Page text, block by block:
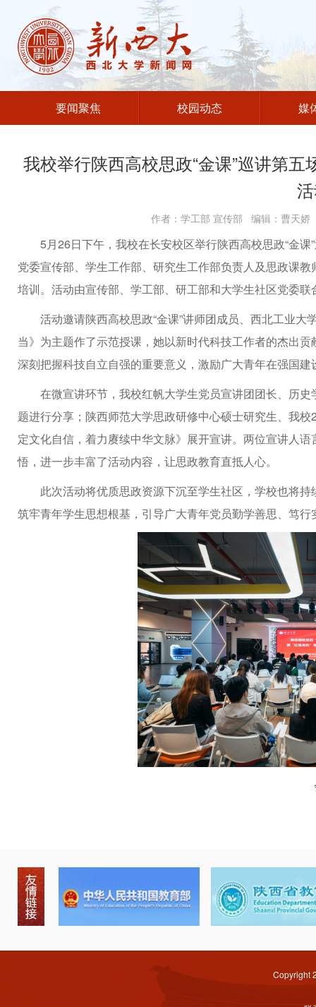
要闻聚焦 校园动态 媒
我校举行陕西高校思政“金课”巡讲第
作者：学工部 宣传部 编辑：曹天
5月26日下午，我校在长安校区举行陕西高校思政“金
党委宣传部、学生工作部、研究生工作部负责人及思政课
培训。活动由宣传部、学工部、研工部和大学生社区党委联
活动邀请陕西高校思政“金课”讲师团成员、西北工业
当》为主题作了示范授课，她以新时代科技工作者的杰出
深刻把握科技自立自强的重要意义，激励广大青年在强国
在微宣讲环节，我校红帆大学生党员宣讲团团长、历
题进行分享；陕西师范大学思政研修中心硕士研究生、我
定文化自信，着力赓续中华文脉》展开宣讲。两位宣讲人
悟，进一步丰富了活动内容，让思政教育直抵人心。
此次活动将优质思政资源下沉至学生社区，学校也将
筑牢青年学生思想根基，引导广大青年党员勤学善思、笃行
Copyright